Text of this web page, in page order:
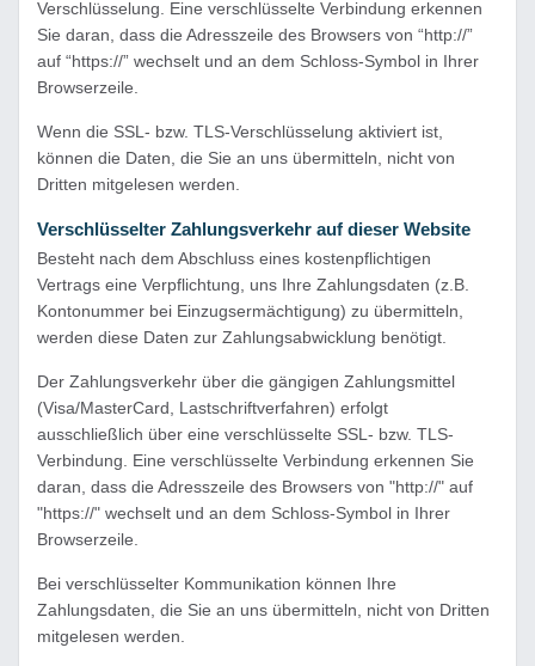
Verschlüsselung. Eine verschlüsselte Verbindung erkennen
Sie daran, dass die Adresszeile des Browsers von “http://”
auf “https://” wechselt und an dem Schloss-Symbol in Ihrer
Browserzeile.
Wenn die SSL- bzw. TLS-Verschlüsselung aktiviert ist,
können die Daten, die Sie an uns übermitteln, nicht von
Dritten mitgelesen werden.
Verschlüsselter Zahlungsverkehr auf dieser Website
Besteht nach dem Abschluss eines kostenpflichtigen
Vertrags eine Verpflichtung, uns Ihre Zahlungsdaten (z.B.
Kontonummer bei Einzugsermächtigung) zu übermitteln,
werden diese Daten zur Zahlungsabwicklung benötigt.
Der Zahlungsverkehr über die gängigen Zahlungsmittel
(Visa/MasterCard, Lastschriftverfahren) erfolgt
ausschließlich über eine verschlüsselte SSL- bzw. TLS-
Verbindung. Eine verschlüsselte Verbindung erkennen Sie
daran, dass die Adresszeile des Browsers von "http://" auf
"https://" wechselt und an dem Schloss-Symbol in Ihrer
Browserzeile.
Bei verschlüsselter Kommunikation können Ihre
Zahlungsdaten, die Sie an uns übermitteln, nicht von Dritten
mitgelesen werden.